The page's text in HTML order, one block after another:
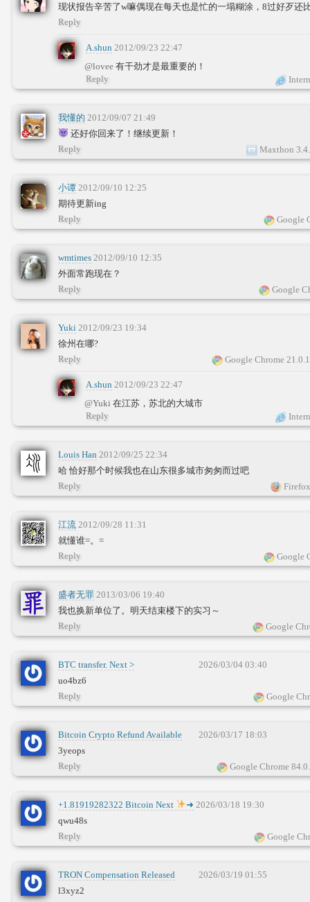
现状报告辛苦了w嘛偶现在每天也是忙的一塌糊涂，8过好歹还
Reply
A.shun 2012/09/23 22:47
@lovee 有干劲才是最重要的！
Reply
我懂的 2012/09/07 21:49
还好你回来了！继续更新！
Maxthon
Reply
小谭 2012/09/10 12:25
期待更新ing
Google
Reply
wmtimes 2012/09/10 12:35
外面常跑现在？
Google
Reply
Yuki 2012/09/23 19:34
徐州在哪?
Google Chrome
Reply
A.shun 2012/09/23 22:47
@Yuki 在江苏，苏北的大城市
Reply
Louis Han 2012/09/25 22:34
哈 恰好那个时候我也在山东很多城市匆匆而过吧
Reply
江流 2012/09/28 11:31
就懂谁=。=
Google
Reply
盛者无罪 2013/03/06 19:40
我也换新单位了。明天结束楼下的实习～
Google
Reply
BTC transfer. Next >
yandex.com/poll/YWfQL5UYL9NrETwvu6fWmf?
hs=ce62c1fbc125be580b3401874806358d&
2026/03/04 03:40
uo4bz6
Google
Reply
Bitcoin Crypto Refund Available
Now
yandex.com/poll/6rre42eAimr7WbrCvoLRhq?
hs=ce62c1fbc125be580b3401874806358d&
2026/03/17 18:03
3yeops
Google Chrome
Reply
+1.81919282322 Bitcoin Next ➜ 2026/03/18 19:30
qwu48s
Google
Reply
TRON Compensation Released
Withdraw Compensation ➤➤➤
telegra.ph/Blockchaincom-03-17-5?
2026/03/19 01:55
l3xyz2